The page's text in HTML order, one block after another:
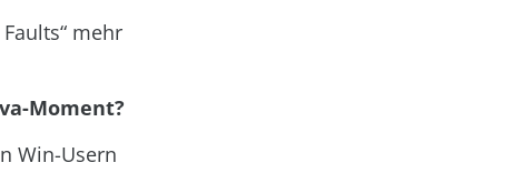
mehr
Moment?
Win-Usern